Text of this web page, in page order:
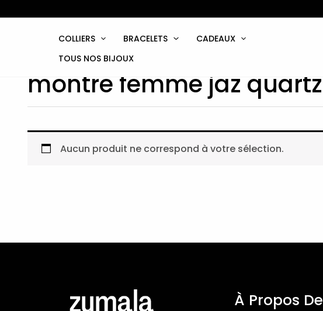
au
COLLIERS BRACELETS
CADEAUX
TOUS NOS BIJOUX
montre femme jaz quartz
Aucun produit ne correspond à votre sélection.
À Propos De